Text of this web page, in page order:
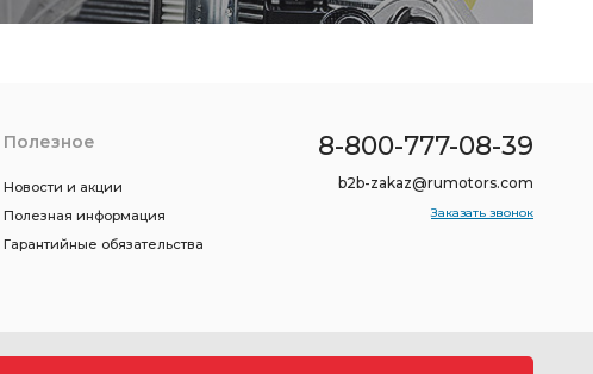
Полезное
Новости и акции
Полезная информация
Гарантийные обязательства
8-800-777-08-39
b2b-zakaz@rumotors.com
Заказать звонок